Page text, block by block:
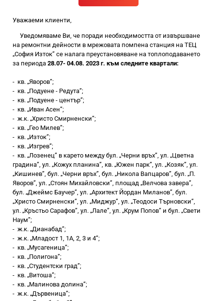
Уважаеми клиенти,
Уведомяваме Ви, че поради необходимостта от извършване
на ремонтни дейности в мрежовата помпена станция на ТЕЦ
„София Изток” се налага преустановяване на топлоподаването
за периода 28.07- 04.08. 2023 г. към следните квартали:
- кв. „Яворов”;
- кв. „Подуене - Редута”;
- кв. „Подуене - център”;
- кв. „Иван Асен”;
- ж.к. „Христо Смирненски”;
- кв. „Гео Милев”;
- кв. „Изток”;
- кв. „Изгрев”;
- кв. „Лозенец” в карето между бул. „Черни връх”, ул. „Цветна
градина”, ул. „Кожух планина”, кв. „Южен парк”, ул. „Козяк”, ул.
„Кишинев”, бул. „Черни връх”, бул. „Никола Вапцаров”, бул. „П.
Яворов”, ул. „Стоян Михайловски”, площад „Велчова завера”,
бул. „Джеймс Баучер”, ул. „Архитект Йордан Миланов”, бул.
„Христо Смирненски”, ул. „Миджур”, ул. „Теодоси Търновски”,
ул. „Кръстьо Сарафов”, ул. „Лале”, ул. „Крум Попов” и бул. „Свети
Наум”;
- ж.к. „Дианабад”;
- ж.к. „Младост 1, 1А, 2, 3 и 4”;
- кв. „Мусагеница”;
- кв. „Полигона”;
- кв. „Студентски град”;
- кв. „Витоша”;
- кв. „Малинова долина”;
- ж.к. „Дървеница”;